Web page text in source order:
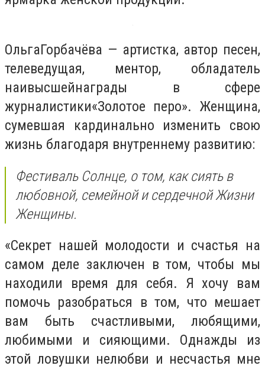
ОльгаГорбачёва — артистка, автор песен,
телеведущая, ментор, обладатель
наивысшейнаграды в сфере
журналистики«Золотое перо». Женщина,
сумевшая кардинально изменить свою
жизнь благодаря внутреннему развитию:
Фестиваль Солнце, о том, как сиять в
любовной, семейной и сердечной Жизни
Женщины.
«Секрет нашей молодости и счастья на
самом деле заключен в том, чтобы мы
находили время для себя. Я хочу вам
помочь разобраться в том, что мешает
вам быть счастливыми, любящими,
любимыми и сияющими. Однажды из
этой ловушки нелюбви и несчастья мне